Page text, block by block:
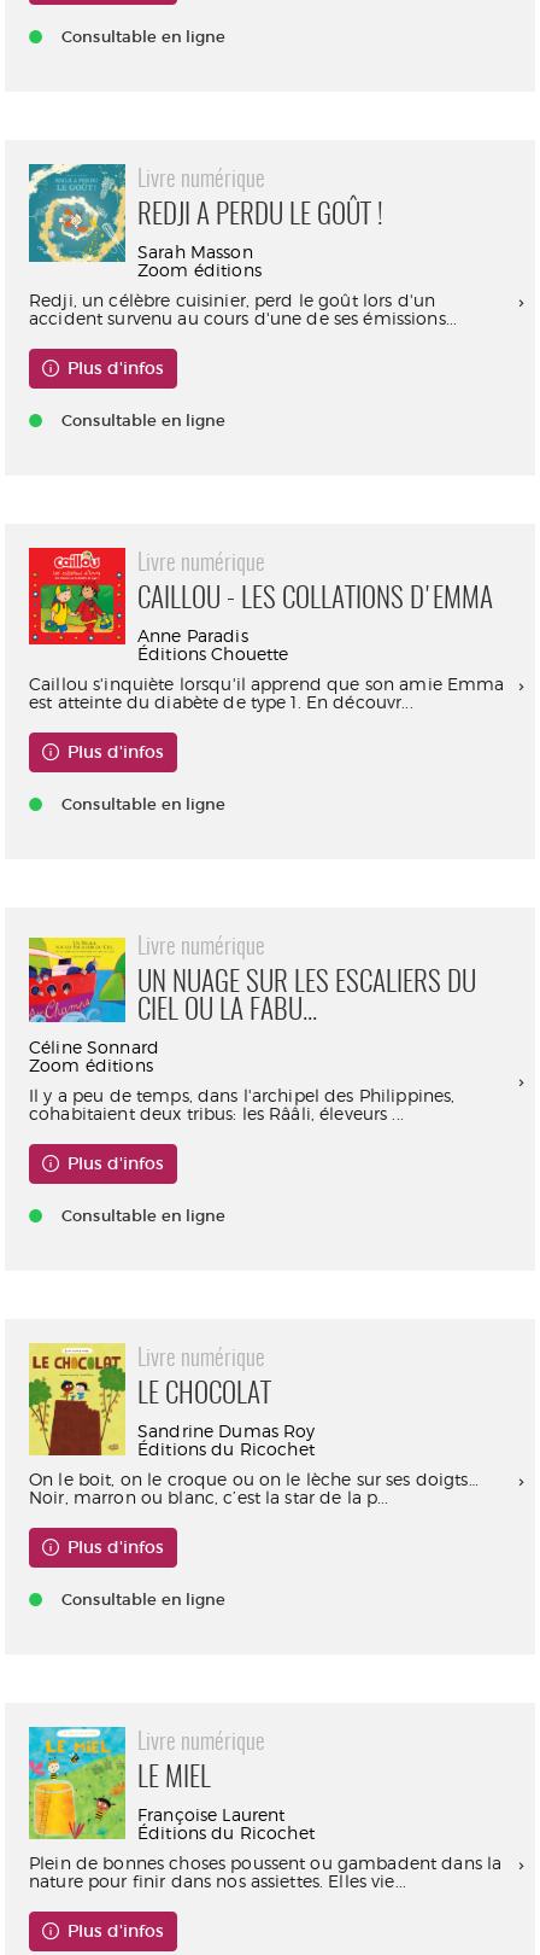
Consultable en ligne
Livre numérique
REDJI A PERDU LE GOÛT !
Sarah Masson
Zoom éditions
Redji, un célèbre cuisinier, perd le goût lors d'un
accident survenu au cours d'une de ses émissions...
Plus d'infos
Consultable en ligne
Livre numérique
CAILLOU - LES COLLATIONS D'EMMA
Anne Paradis
Éditions Chouette
Caillou s'inquiète lorsqu'il apprend que son amie Emma
est atteinte du diabète de type 1. En découvr...
Plus d'infos
Consultable en ligne
Livre numérique
UN NUAGE SUR LES ESCALIERS DU
CIEL OU LA FABU...
Céline Sonnard
Zoom éditions
Il y a peu de temps, dans l'archipel des Philippines,
cohabitaient deux tribus: les Rââli, éleveurs ...
Plus d'infos
Consultable en ligne
Livre numérique
LE CHOCOLAT
Sandrine Dumas Roy
Éditions du Ricochet
On le boit, on le croque ou on le lèche sur ses doigts…
Noir, marron ou blanc, c’est la star de la p...
Plus d'infos
Consultable en ligne
Livre numérique
LE MIEL
Françoise Laurent
Éditions du Ricochet
Plein de bonnes choses poussent ou gambadent dans la
nature pour finir dans nos assiettes. Elles vie...
Plus d'infos